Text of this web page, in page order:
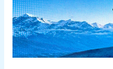
Segunda
Cumbre
Internacional
de